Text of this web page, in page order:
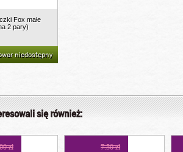
Fox małe
2 pary)
niedostępny
się również:
zł 7.50 zł